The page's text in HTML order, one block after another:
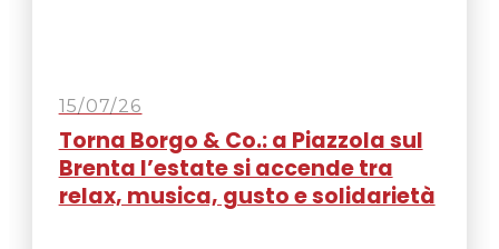
15/07/26
Torna Borgo & Co.: a Piazzola sul
Brenta l’estate si accende tra
relax, musica, gusto e solidarietà